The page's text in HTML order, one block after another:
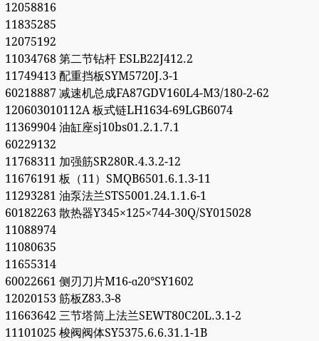
12058816
11835285
12075192
11034768 第二节钻杆 ESLB22J412.2
11749413 配重挡板SYM5720J.3-1
60218887 减速机总成FA87GDV160L4-M3/180-2-62
120603010112A 板式链LH1634-69LGB6074
11369904 油缸座sj10bs01.2.1.7.1
60229132
11768311 加强筋SR280R.4.3.2-12
11676191 板（11）SMQB6501.6.1.3-11
11293281 油泵法兰STS5001.24.1.1.6-1
60182263 散热器Y345×125×744-30Q/SY015028
11088974
11080635
11655314
60022661 侧刃刀片M16-ɑ20°SY1602
12020153 筋板Z83.3-8
11663642 三节塔筒上法兰SEWT80C20L.3.1-2
11101025 梭阀阀体SY5375.6.6.31.1-1B